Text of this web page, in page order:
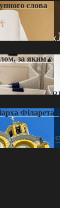
слова
за яким є
Філарета з